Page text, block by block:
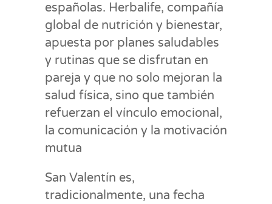
españolas. Herbalife, compañía
global de nutrición y bienestar,
apuesta por planes saludables
y rutinas que se disfrutan en
pareja y que no solo mejoran la
salud física, sino que también
refuerzan el vínculo emocional,
la comunicación y la motivación
mutua
San Valentín es,
tradicionalmente, una fecha